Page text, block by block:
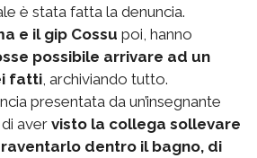
è stata fatta la denuncia.
e il gip Cossu poi, hanno
possibile arrivare ad un
fatti, archiviando tutto.
presentata da un’insegnante
aver visto la collega sollevare
dentro il bagno, di